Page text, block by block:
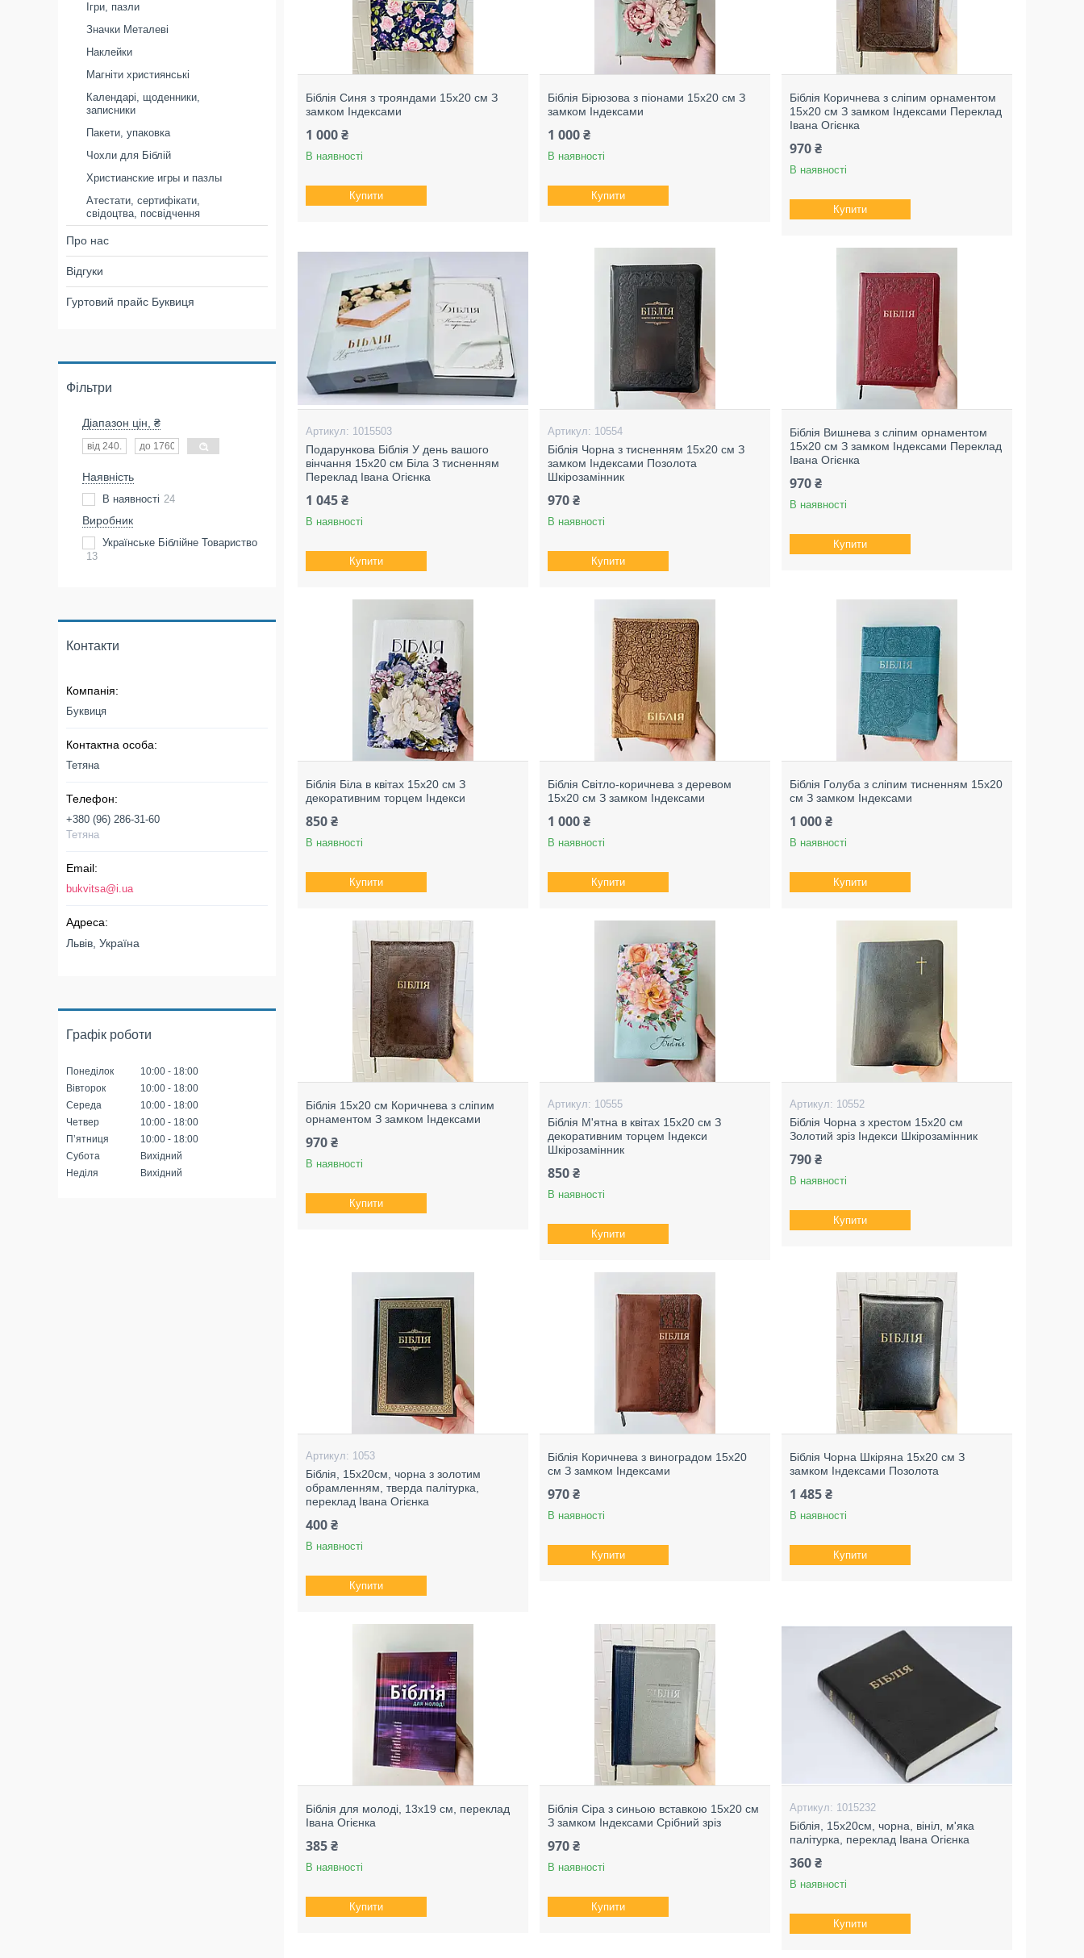
Біблія Синя з трояндами 15х20 см З
замком Індексами
1 000 ₴
В наявності
Купити
Біблія Бірюзова з піонами 15х20 см З
замком Індексами
1 000 ₴
В наявності
Купити
Біблія Коричнева з сліпим орнаментом
15х20 см З замком Індексами Переклад
Івана Огієнка
970 ₴
В наявності
Купити
1015503
Подарункова Біблія У день вашого
вінчання 15х20 см Біла З тисненням
Переклад Івана Огієнка
1 045 ₴
В наявності
Купити
10554
Біблія Чорна з тисненням 15х20 см З
замком Індексами Позолота
Шкірозамінник
970 ₴
В наявності
Купити
Біблія Вишнева з сліпим орнаментом
15х20 см З замком Індексами Переклад
Івана Огієнка
970 ₴
В наявності
Купити
Біблія Біла в квітах 15х20 см З
декоративним торцем Індекси
850 ₴
В наявності
Купити
Біблія Світло-коричнева з деревом
15х20 см З замком Індексами
1 000 ₴
В наявності
Купити
Біблія Голуба з сліпим тисненням 15х20
см З замком Індексами
1 000 ₴
В наявності
Купити
Біблія 15х20 см Коричнева з сліпим
орнаментом З замком Індексами
970 ₴
В наявності
Купити
10555
Біблія М'ятна в квітах 15х20 см З
декоративним торцем Індекси
Шкірозамінник
850 ₴
В наявності
Купити
10552
Біблія Чорна з хрестом 15х20 см
Золотий зріз Індекси Шкірозамінник
790 ₴
В наявності
Купити
1053
Біблія, 15х20см, чорна з золотим
обрамленням, тверда палітурка,
переклад Івана Огієнка
400 ₴
В наявності
Купити
Біблія Коричнева з виноградом 15х20
см З замком Індексами
970 ₴
В наявності
Купити
Біблія Чорна Шкіряна 15х20 см З
замком Індексами Позолота
1 485 ₴
В наявності
Купити
Біблія для молоді, 13х19 см, переклад
Івана Огієнка
385 ₴
В наявності
Купити
Біблія Сіра з синьою вставкою 15х20 см
З замком Індексами Срібний зріз
970 ₴
В наявності
Купити
1015232
Біблія, 15х20см, чорна, вініл, м'яка
палітурка, переклад Івана Огієнка
360 ₴
В наявності
Купити
Ігри, пазли
Значки Металеві
Наклейки
Магніти християнські
Календарі, щоденники,
записники
Пакети, упаковка
Чохли для Біблій
Христианские игры и пазлы
Атестати, сертифікати,
свідоцтва, посвідчення
Про нас
Відгуки
Гуртовий прайс Буквиця
Фільтри
Діапазон цін, ₴
Наявність
В наявності 24
Виробник
Українське Біблійне Товариство
13
Контакти
Буквиця
Тетяна
+380 (96) 286-31-60
Тетяна
bukvitsa@i.ua
Львів, Україна
Графік роботи
Понеділок 10:00
18:00
Вівторок
10:00
18:00
Середа
10:00
18:00
Четвер
10:00
18:00
Пʼятниця
10:00
18:00
Субота
Вихідний
Неділя
Вихідний